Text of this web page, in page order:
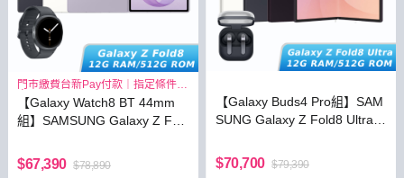
門市繳費台新Pay付款｜指定條件最
高3.8%
【Galaxy Watch8 BT 44mm
組】SAMSUNG Galaxy Z Fol
$67,390 $78,890
【Galaxy Buds4 Pro組】SAM
SUNG Galaxy Z Fold8 Ultra 1
$70,700 $79,390